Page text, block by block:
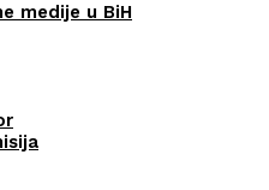
medije u BiH